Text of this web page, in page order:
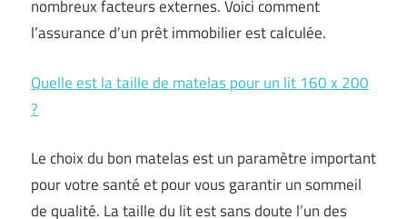
nombreux facteurs externes. Voici comment
l’assurance d’un prêt immobilier est calculée.
Quelle est la taille de matelas pour un lit 160 x 200
?
Le choix du bon matelas est un paramètre important
pour votre santé et pour vous garantir un sommeil
de qualité. La taille du lit est sans doute l’un des